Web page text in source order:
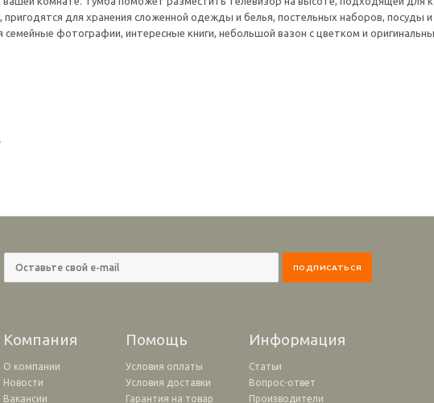
для хранения сложенной одежды и белья, постельных наборов, посуды
фотографии, интересные книги, небольшой вазон с цветком и
Компания Помощь Информация
О компании
Новости
Вакансии
Условия оплаты
Условия доставки
Гарантия на товар
Статьи
Вопрос-ответ
Производители